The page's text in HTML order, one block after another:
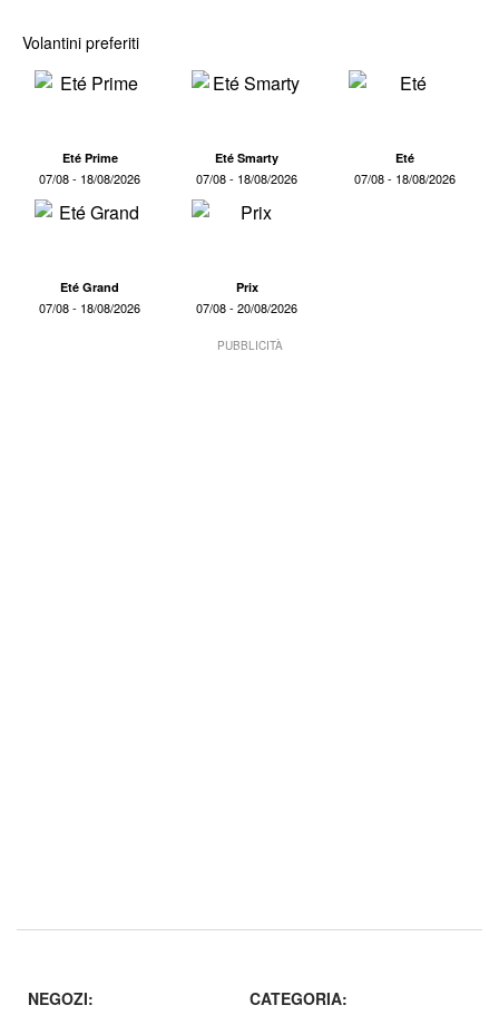
Volantini preferiti
Eté Prime
07/08 - 18/08/2026
Eté Smarty
07/08 - 18/08/2026
Eté
07/08 - 18/08/2026
Eté Grand
07/08 - 18/08/2026
Prix
07/08 - 20/08/2026
PUBBLICITÀ
NEGOZI:
CATEGORIA: